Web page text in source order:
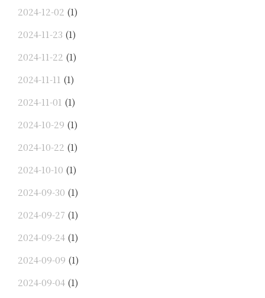
2024-12-02 (1)
2024-11-23 (1)
2024-11-22 (1)
2024-11-11 (1)
2024-11-01 (1)
2024-10-29 (1)
2024-10-22 (1)
2024-10-10 (1)
2024-09-30 (1)
2024-09-27 (1)
2024-09-24 (1)
2024-09-09 (1)
2024-09-04 (1)